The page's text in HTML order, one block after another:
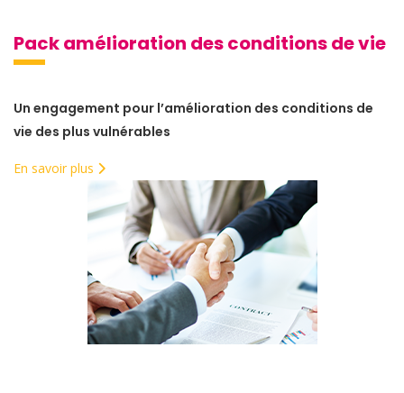
Pack amélioration des conditions de vie
Un engagement pour l’amélioration des conditions de
vie des plus vulnérables
En savoir plus